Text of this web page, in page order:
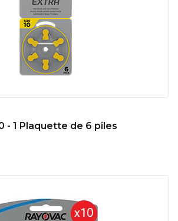
- 1 Plaquette de 6 piles